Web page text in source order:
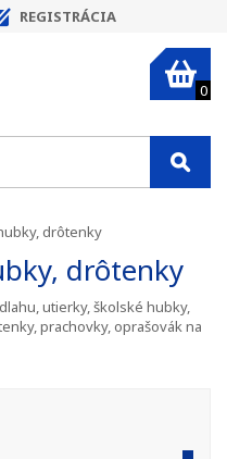
REGISTRÁCIA
0
drôtenky
drôtenky
utierky, školské hubky,
prachovky, oprašovák na